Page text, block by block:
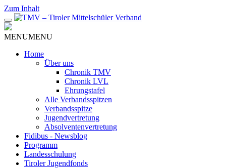
Zum Inhalt
MENUMENU
Home
Über uns
Chronik TMV
Chronik LVL
Ehrungstafel
Alle Verbandsspitzen
Verbandsspitze
Jugendvertretung
Absolventenvertretung
Fidibus - Newsblog
Programm
Landesschulung
Tiroler Jugendfonds